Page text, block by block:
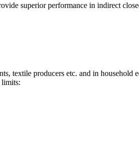
superior performance in indirect
textile producers etc. and in
limits: